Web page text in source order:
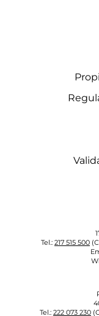
Tel.: 217 515 500
Tel.: 222 073 230